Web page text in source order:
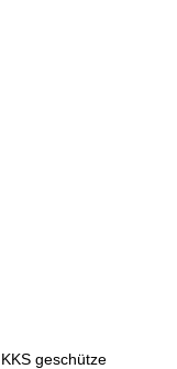
geschütze